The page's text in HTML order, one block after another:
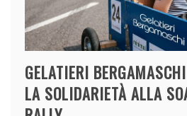
GELATIERI
LA SOLIDARIETÀ ALLA